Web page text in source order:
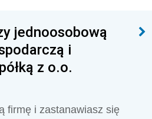
jednoosobową
i
z o.o.
firmę i zastanawiasz się